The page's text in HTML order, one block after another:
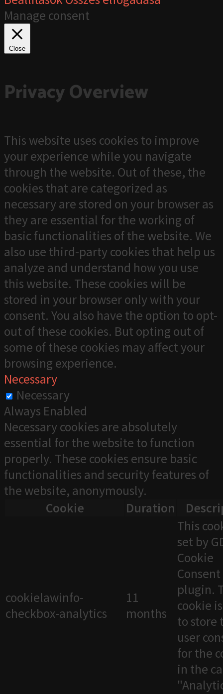
Manage consent
Close
Privacy Overview
This website uses cookies to improve
your experience while you navigate
through the website. Out of these, the
cookies that are categorized as
necessary are stored on your browser as
they are essential for the working of
basic functionalities of the website. We
also use third-party cookies that help us
analyze and understand how you use
this website. These cookies will be
stored in your browser only with your
consent. You also have the option to opt-
out of these cookies. But opting out of
some of these cookies may affect your
browsing experience.
Necessary
Necessary
Always Enabled
Necessary cookies are absolutely
essential for the website to function
properly. These cookies ensure basic
functionalities and security features of
the website, anonymously.
Cookie
Duration
cookielawinfo-
checkbox-analytics
11
months
This
set by
Cookie
Consent
plugin.
cookie
to store
user
for the
in the